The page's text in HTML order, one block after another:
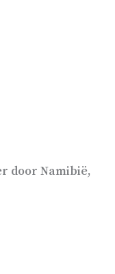
door Namibië,